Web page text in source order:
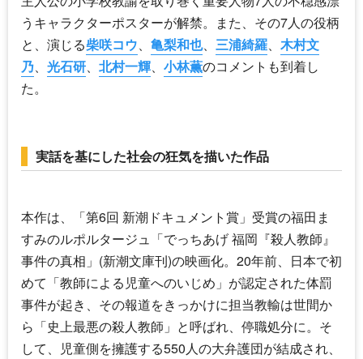
うキャラクターポスターが解禁。また、その7人の役柄
と、演じる柴咲コウ、 亀梨和也、 三浦綺羅、 木村文
乃、 光石研、 北村一輝、 小林薫のコメントも到着し
た。
実話を基にした社会の狂気を描いた作品
本作は、「第6回 新潮ドキュメント賞」受賞の福田ま
すみのルポルタージュ「でっちあげ 福岡『殺人教師』
事件の真相」(新潮文庫刊)の映画化。20年前、日本で初
めて「教師による児童へのいじめ」が認定された体罰
事件が起き、その報道をきっかけに担当教輸は世間か
ら「史上最悪の殺人教師」と呼ばれ、停職処分に。そ
して、児童側を擁護する550人の大弁護団が結成され、